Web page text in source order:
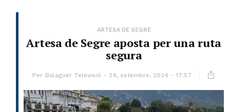
ARTESA DE SEGRE
Artesa de Segre aposta per una ruta
segura
Per Balaguer Televisió 24, setembre, 2024 - 17:57